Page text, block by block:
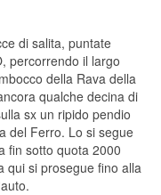
di salita, puntate
percorrendo il largo
della Rava della
qualche decina di
sx un ripido pendio
del Ferro. Lo si segue
fin sotto quota 2000
qui si prosegue fino alla